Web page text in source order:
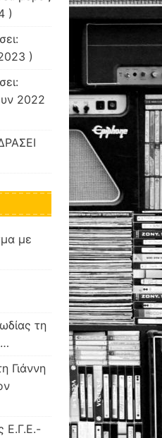
)
)
2022
με
τη
Γιάννη
Ε.Γ.Ε.-